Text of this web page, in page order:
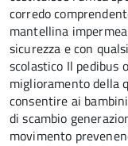
corredo
mantellina
sicurezza e con
scolastico Il
miglioramento della
consentire ai
di scambio
movimento